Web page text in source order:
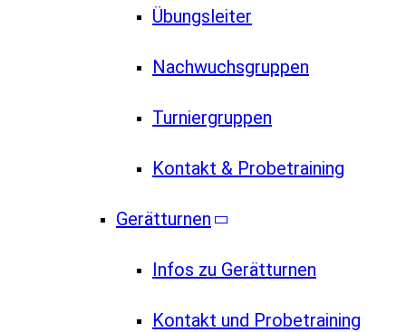
Übungsleiter
Nachwuchsgruppen
Turniergruppen
Kontakt & Probetraining
Gerätturnen
Infos zu Gerätturnen
Kontakt und Probetraining